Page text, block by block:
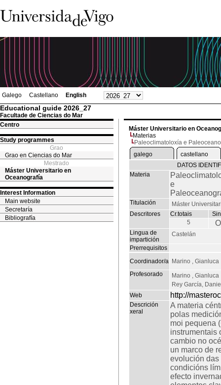
Galego Castellano English
Educational guide 2026_27
Facultade de Ciencias do Mar
Centro
Study programmes
Grao
Grao en Ciencias do Mar
Mestrado
Máster Universitario en
Oceanografía
Interest Information
Main website
Secretaría
Bibliografía
Máster Universitario en
Materias
Paleoclimatoloxía e
galego
castellano
DATOS
Materia
e
Titulación
Máster
Descritores
Cr.totais
5
Lingua de
impartición
Castelán
Prerrequisitos
Coordinador/a Marino , Gianluca
Profesorado
Marino , Gianluca
Rey García,
Web
http://
Descrición
xeral
A materia
polas
moi pequena
instrumentais
cambio no
un marco de
evolución das
condicións
efecto